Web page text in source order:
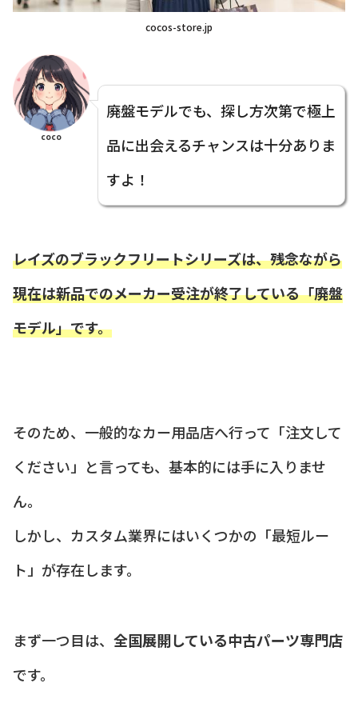
cocos-store.jp
coco
廃盤モデルでも、探し方次第で極上
品に出会えるチャンスは十分ありま
すよ！
レイズのブラックフリートシリーズは、残念ながら
現在は新品でのメーカー受注が終了している「廃盤
モデル」です。
そのため、一般的なカー用品店へ行って「注文して
ください」と言っても、基本的には手に入りませ
ん。
しかし、カスタム業界にはいくつかの「最短ルー
ト」が存在します。
まず一つ目は、 全国展開している中古パーツ専門店
です。